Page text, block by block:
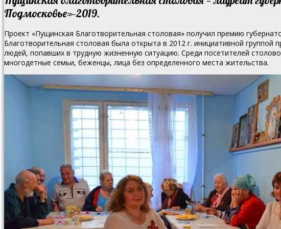
Подмосковье»-2019.
Проект «Пущинская Благотворительная столовая» получил премию
Благотворительная столовая была открыта в 2012 г. инициативной
людей, попавших в трудную жизненную ситуацию. Среди посетителей
многодетные семьи, беженцы, лица без определенного места жительства.